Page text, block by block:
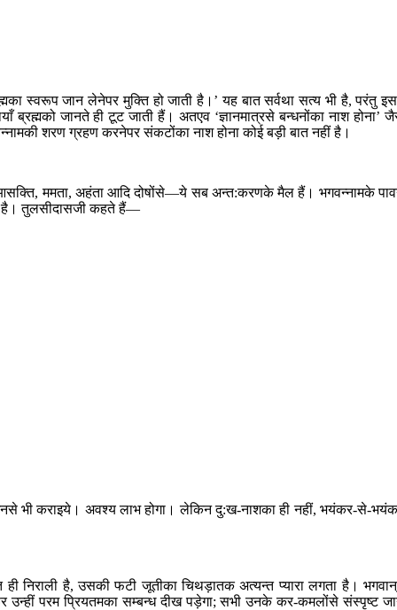
स्वरूप जान लेनेपर मुक्ति हो जाती है।’ यह बात सर्वथा सत्य भी है, परंतु
जानते ही टूट जाती हैं। अतएव ‘ज्ञानमात्रसे बन्धनोंका नाश होना’
शरण ग्रहण करनेपर संकटोंका नाश होना कोई बड़ी बात नहीं है।
ममता, अहंता आदि दोषोंसे—ये सब अन्त:करणके मैल हैं। भगवन्नामके
है। तुलसीदासजी कहते हैं—
भी कराइये। अवश्य लाभ होगा। लेकिन दु:ख-नाशका ही नहीं, भयंकर-से-
निराली है, उसकी फटी जूतीका चिथड़ातक अत्यन्त प्यारा लगता है।
उन्हीं परम प्रियतमका सम्बन्ध दीख पड़ेगा; सभी उनके कर-कमलोंसे संस्पृष्ट